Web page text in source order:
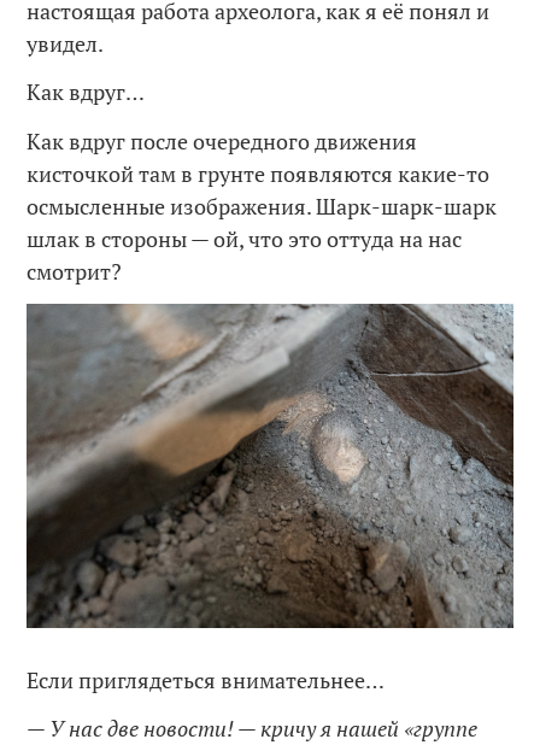
настоящая работа археолога, как я её понял и
увидел.
Как вдруг…
Как вдруг после очередного движения
кисточкой там в грунте появляются какие-то
осмысленные изображения. Шарк-шарк-шарк
шлак в стороны — ой, что это оттуда на нас
смотрит?
Если приглядеться внимательнее…
— У нас две новости! — кричу я нашей «группе